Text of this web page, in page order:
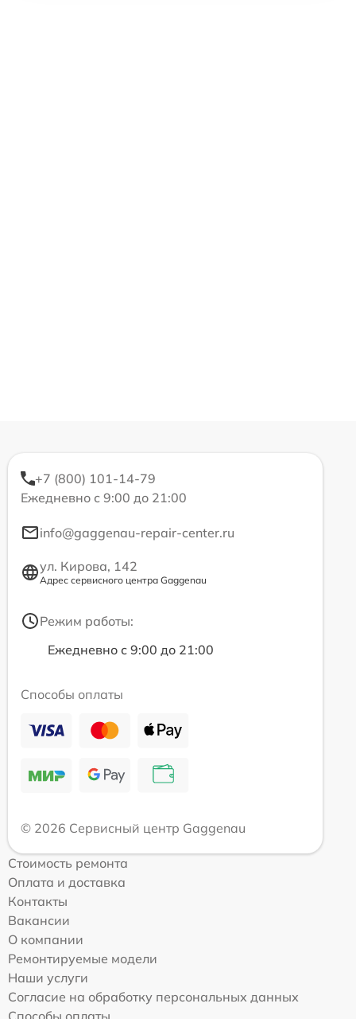
+7 (800) 101-14-79
Ежедневно с 9:00 до 21:00
info@gaggenau-repair-center.ru
ул. Кирова, 142
Адрес сервисного центра Gaggenau
Режим работы:
Ежедневно с 9:00 до 21:00
Способы оплаты
© 2026 Сервисный центр Gaggenau
Стоимость ремонта
Оплата и доставка
Контакты
Вакансии
О компании
Ремонтируемые модели
Наши услуги
Согласие на обработку персональных данных
Способы оплаты